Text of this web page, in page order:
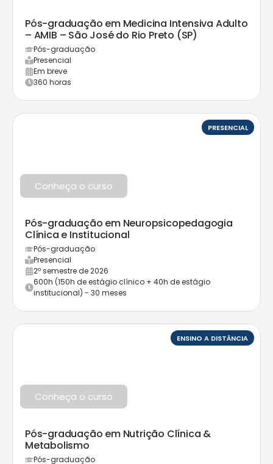
Pós-graduação em Medicina Intensiva Adulto
– AMIB – São José do Rio Preto (SP)
Pós-graduação
Presencial
Em breve
360 horas
Conheça o curso
PRESENCIAL
Pós-graduação em Neuropsicopedagogia
Clínica e Institucional
Pós-graduação
Presencial
2º semestre de 2026
600h (150h de estágio clínico + 40h de estágio
institucional) - 30 meses
Conheça o curso
ENSINO A DISTÂNCIA
Pós-graduação em Nutrição Clínica &
Metabolismo
Pós-graduação